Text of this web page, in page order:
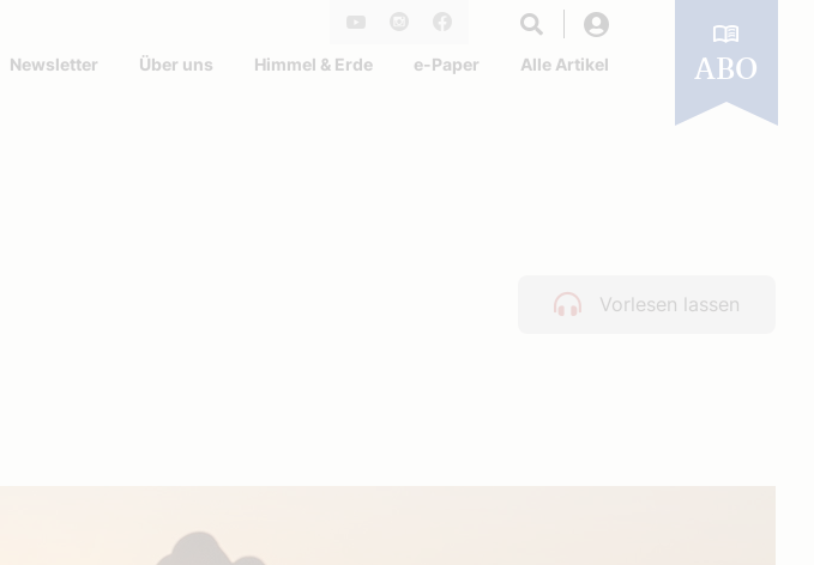
Facebook
Newsletter Über uns Himmel & Erde e-Paper Alle Artikel ABO
Vorlesen lassen